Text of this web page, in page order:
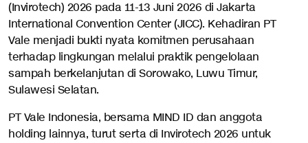
(Invirotech) 2026 pada 11-13 Juni 2026 di Jakarta
International Convention Center (JICC). Kehadiran PT
Vale menjadi bukti nyata komitmen perusahaan
terhadap lingkungan melalui praktik pengelolaan
sampah berkelanjutan di Sorowako, Luwu Timur,
Sulawesi Selatan.
PT Vale Indonesia, bersama MIND ID dan anggota
holding lainnya, turut serta di Invirotech 2026 untuk